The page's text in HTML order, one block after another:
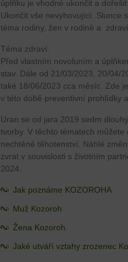
úplňku je vhodné ukončit a
Ukončit vše nevyhovující. Slunce
téma rodiny, žen v rodině a
Téma zdraví:
Před vlastním novoluním a
stav. Dále od 21/03/2023, 20/04/
také 18/06/2023 cca měsíc. Zde
v této době preventivní prohlídky
Uran se od jara 2019 sedm
tvorby. V těchto tématech
nechtěné těhotenství. Náhlé
zvrat v souvislosti s životním
2024.
Jak poznáme KOZOROHA
Muž Kozoroh
Žena Kozoroh
Jaké utváří vztahy zrozenec